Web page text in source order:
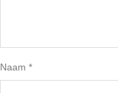
Naam *